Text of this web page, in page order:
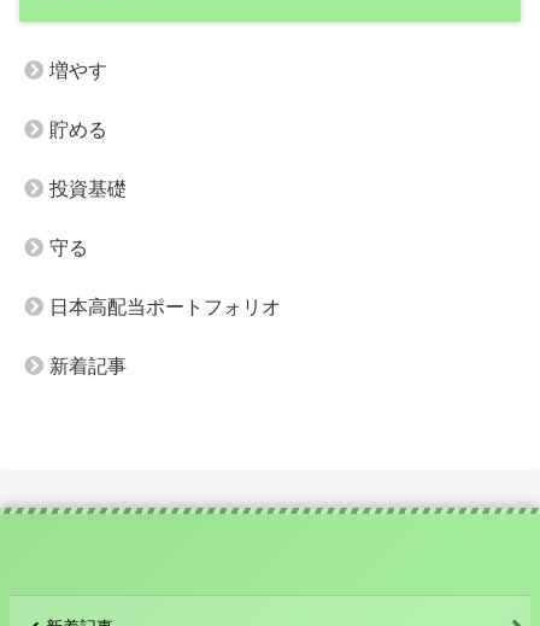
増やす
貯める
投資基礎
守る
日本高配当ポートフォリオ
新着記事